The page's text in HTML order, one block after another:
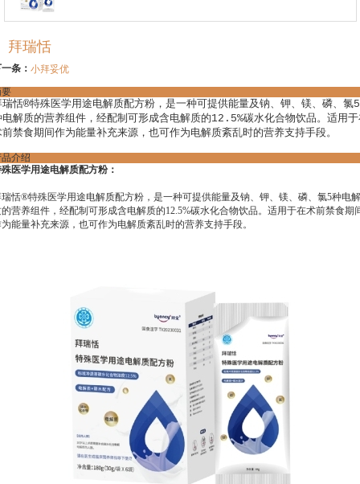
拜瑞恬
条： 小拜妥优
瑞恬®特殊医学用途电解质配方粉，是一种可提供能量及钠、钾、镁、磷、氯5
电解质的营养组件，经配制可形成含电解质的12.5%碳水化合物饮品。适用于
禁食期间作为能量补充来源，也可作为电解质紊乱时的营养支持手段。
介绍
医学用途电解质配方粉：
恬®特殊医学用途电解质配方粉，是一种可提供能量及钠、钾、镁、磷、氯5种电解
营养组件，经配制可形成含电解质的12.5%碳水化合物饮品。适用于在术前禁食期
能量补充来源，也可作为电解质紊乱时的营养支持手段。